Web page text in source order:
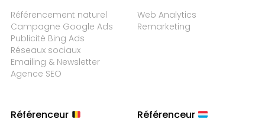
Référencement naturel
Campagne Google Ads
Publicité Bing Ads
Réseaux sociaux
Emailing & Newsletter
Agence SEO
Web Analytics
Remarketing
Référenceur Référenceur